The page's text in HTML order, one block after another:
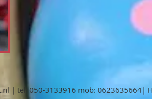
| tel: 050-3133916 mob: 0623635664|